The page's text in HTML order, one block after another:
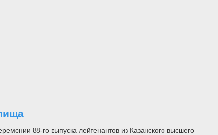
88-го выпуска лейтенантов из Казанского высшего